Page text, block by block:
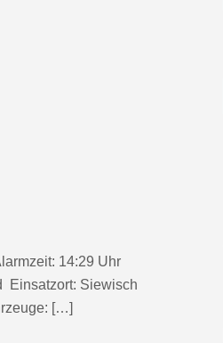
14:29 Uhr
Einsatzort: Siewisch
[…]